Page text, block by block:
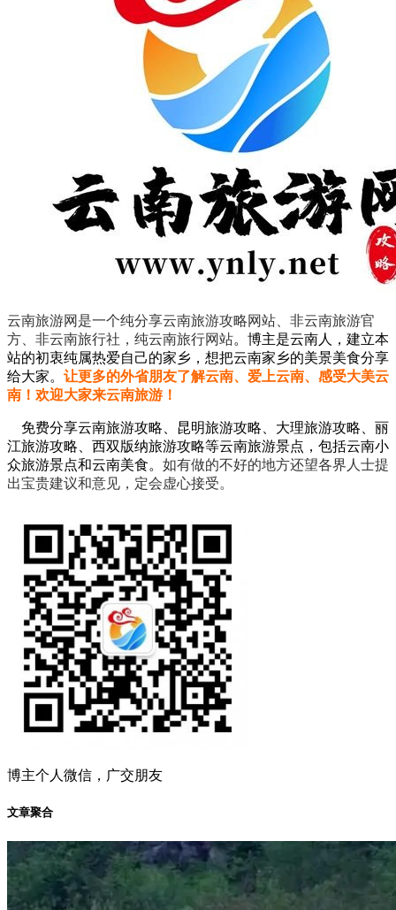
云南旅游网是一个纯分享云南旅游攻略网站、非云南旅游官
方、非云南旅行社，纯云南旅行网站。 博主是云南人，建立本
站的初衷纯属热爱自己的家乡，想把云南家乡的美景美食分享
给大家。 让更多的外省朋友了解云南、爱上云南、感受大美云
南！欢迎大家来云南旅游！
免费分享云南旅游攻略、昆明旅游攻略、大理旅游攻略、丽
江旅游攻略、西双版纳旅游攻略等云南旅游景点，包括云南小
众旅游景点和云南美食。 如有做的不好的地方还望各界人士提
出宝贵建议和意见，定会虚心接受。
博主个人微信，广交朋友
文章聚合